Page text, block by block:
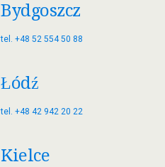
Bydgoszcz
tel. +48 52 554 50 88
Łódź
tel. +48 42 942 20 22
Kielce